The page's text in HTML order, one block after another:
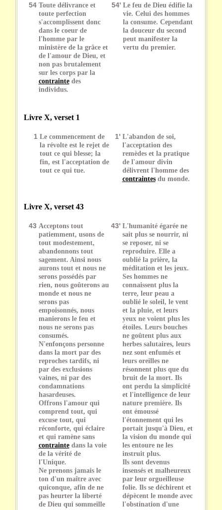
54 Toute délivrance et
toute perfection
s'accomplissent donc
dans le coeur de
l'homme par le
ministère de la grâce et
de l'amour de Dieu, et
non pas brutalement
sur les corps par la
contraintedes
individus.
54' Le feu de Dieu édifie la
vie. Celui des hommes
la consume. Cependant
la douceur du second
peut manifester la
vertu du premier.
Livre X, verset 1
1 Le commencement de
la révolte est le rejet de
tout ce qui blesse; la
fin, est l'acceptation de
tout ce qui tue.
1' L'abandon de soi,
l'acceptation des
remèdes et la pratique
de l'amour divin
délivrent l'homme des
contraintesdu monde.
Livre X, verset 43
43 Acceptons tout
patiemment, usons de
tout modestement,
abandonnons tout
sagement. Ainsi nous
aurons tout et nous ne
serons possédés par
rien, nous goûterons au
monde et nous ne
serons pas
empoisonnés, nous
manierons le feu et
nous ne serons pas
consumés.
N'enfonçons personne
dans la mort par des
reproches tardifs, ni
par des exclusions
vaines, ni par des
condamnations
hasardeuses.
Offrons l'amour qui
comprend tout, qui
excuse tout, qui
réconforte, qui éclaire
et qui ramène sans
contraintedans la voie
de la vérité de
l'Unique.
Ne prenons jamais le
ton d'un maître avec
quiconque, afin de ne
pas heurter la liberté
de Dieu qui sommeille
43' L'humanité égarée ne
sait plus se nourrir, ni
se reposer, ni se
reproduire. Elle a
oublié la prière, la
méditation et les jeux.
Ses hommes ne
connaissent plus la
terre, leur peau a
oublié le soleil, le vent
et la pluie, et leurs
yeux ne voient plus les
étoiles. Leurs bouches
ne goûtent plus aux
herbes salutaires, leurs
nez sont enfumés et
leurs oreilles ne
résonnent plus que du
bruit de la mort. Ils
ont perdu la simplicité
et l'intelligence de leur
nature première. Ils
ont émoussé
l'étonnement qui les
portait jusqu'à Dieu, et
la vision du monde qui
les entoure ne les
instruit plus.
Ils sont devenus
insensés et malheureux
par leur orgueilleuse
folie. Ils se déchirent et
dépècent le monde avec
l'obstination d'une